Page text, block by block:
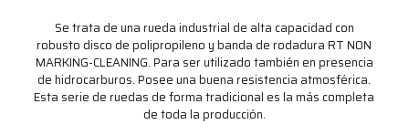
Se trata de una rueda industrial de alta capacidad con
robusto disco de polipropileno y banda de rodadura RT NON
MARKING-CLEANING. Para ser utilizado también en presencia
de hidrocarburos. Posee una buena resistencia atmosférica.
Esta serie de ruedas de forma tradicional es la más completa
de toda la producción.